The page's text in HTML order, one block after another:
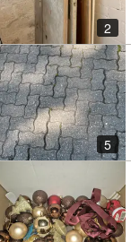
2
5